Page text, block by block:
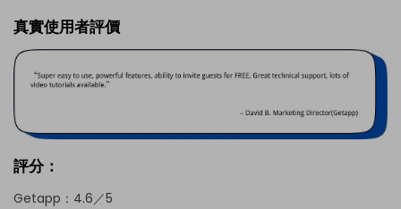
真實使用者評價
評分：
Getapp：4.6／5